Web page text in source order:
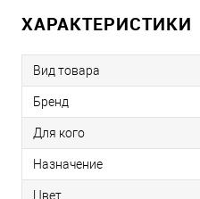
ХАРАКТЕРИСТИКИ
Вид товара
Бренд
Для кого
Назначение
Цвет